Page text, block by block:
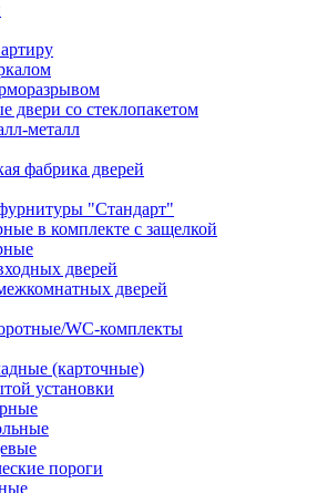
двери со стеклопакетом
металл
фабрика дверей
"Стандарт"
в комплекте с защелкой
дверей
дверей
WC-комплекты
(карточные)
установки
пороги